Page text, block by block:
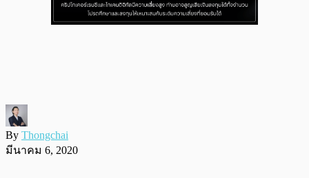
By Thongchai
มีนาคม 6, 2020